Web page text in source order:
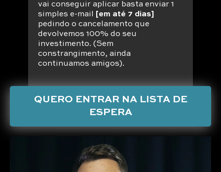
vai conseguir aplicar basta enviar 1
simples e-mail
[em até 7 dias]
pedindo o cancelamento que
devolvemos 100% do seu
investimento. (Sem
constrangimento, ainda
continuamos amigos).
QUERO ENTRAR NA LISTA DE
ESPERA